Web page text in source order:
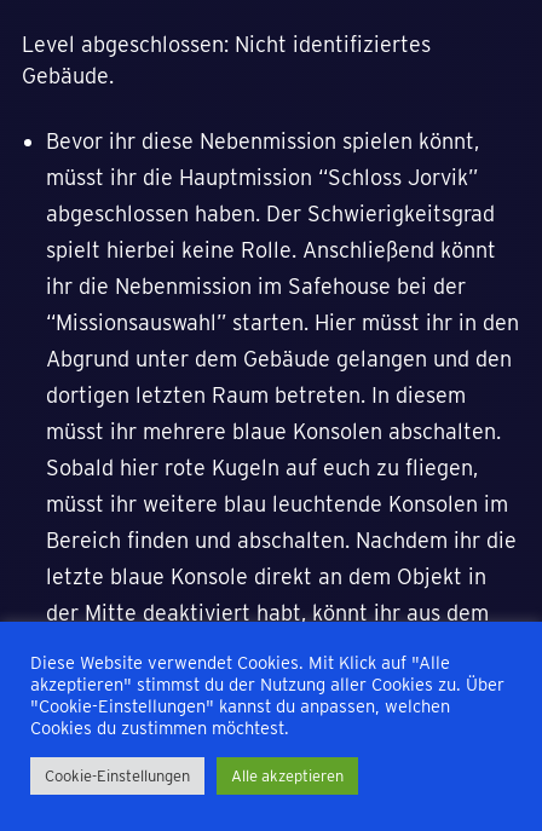
Level abgeschlossen: Nicht identifiziertes
Gebäude.
Bevor ihr diese Nebenmission spielen könnt,
müsst ihr die Hauptmission “Schloss Jorvik”
abgeschlossen haben. Der Schwierigkeitsgrad
spielt hierbei keine Rolle. Anschließend könnt
ihr die Nebenmission im Safehouse bei der
“Missionsauswahl” starten. Hier müsst ihr in den
Abgrund unter dem Gebäude gelangen und den
dortigen letzten Raum betreten. In diesem
müsst ihr mehrere blaue Konsolen abschalten.
Sobald hier rote Kugeln auf euch zu fliegen,
müsst ihr weitere blau leuchtende Konsolen im
Bereich finden und abschalten. Nachdem ihr die
letzte blaue Konsole direkt an dem Objekt in
der Mitte deaktiviert habt, könnt ihr aus dem
angekommen müsst ihr die dortigen Gegner
eliminieren und eine Rauchgranate zur Flucht
zünden. Gelingt euch dies, schaltet sich die
Trophäe frei.
Diese Website verwendet Cookies. Mit Klick auf "Alle
akzeptieren" stimmst du der Nutzung aller Cookies zu. Über
"Cookie-Einstellungen" kannst du anpassen, welchen
Cookies du zustimmen möchtest.
Cookie-Einstellungen Alle akzeptieren